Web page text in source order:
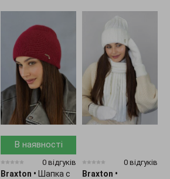
В наявності
0 відгуків
Braxton •
Шапка с
0 відгуків
Braxton •